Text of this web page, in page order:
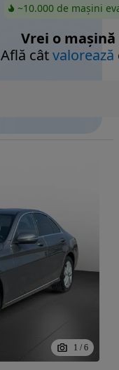
~10.000 de mașini
Vrei o mașină
Află câtvalorează
1 / 6